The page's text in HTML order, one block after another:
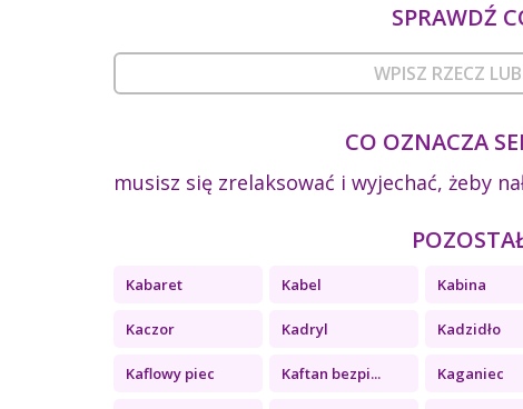
SPRAWDŹ
CO OZNACZA
musisz się zrelaksować i wyjechać, żeby
Kabaret Kabel Kabina
Kaczor Kadryl Kadzidło
Kaflowy piec Kaftan bezpi... Kaganiec